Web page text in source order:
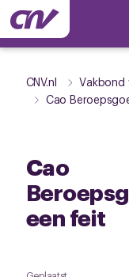
CNV.nl Vakbond
Cao
Cao
een feit